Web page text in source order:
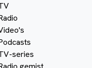
series